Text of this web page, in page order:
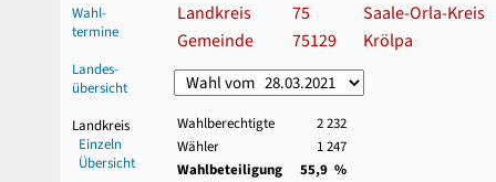
Wahl-
termine
Landes-
übersicht
Landkreis
Einzeln
Übersicht
Landkreis 75
Saale-Orla-Kreis
Gemeinde
75129 Krölpa
Wahlberechtigte
2 232
Wähler
1 247
Wahlbeteiligung
55,9 %